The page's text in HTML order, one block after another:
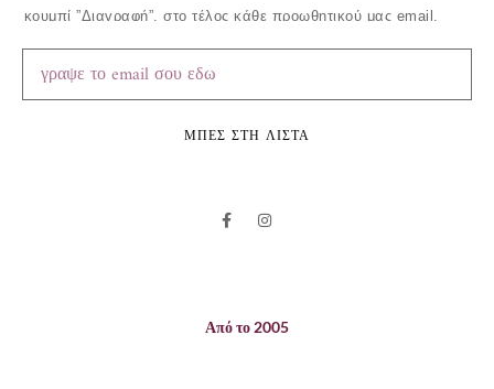
κουμπί ”Διαγραφή”, στο τέλος κάθε προωθητικού μας email.
ΜΠΕΣ ΣΤΗ ΛΙΣΤΑ
Από το 2005